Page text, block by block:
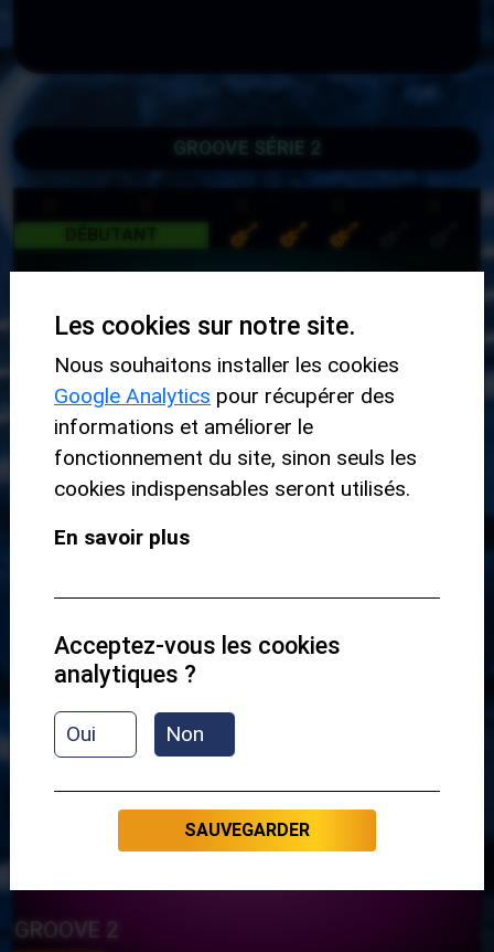
GROOVE SÉRIE 2
GROOVE 1.1
PRÉSENTATION
DÉBUTANT
GROOVE 2
Les cookies sur notre site.
Nous souhaitons installer les cookies
Google Analytics pour récupérer des
informations et améliorer le
fonctionnement du site, sinon seuls les
cookies indispensables seront utilisés.
En savoir plus
Oui Non
Acceptez-vous les cookies
analytiques ?
SAUVEGARDER